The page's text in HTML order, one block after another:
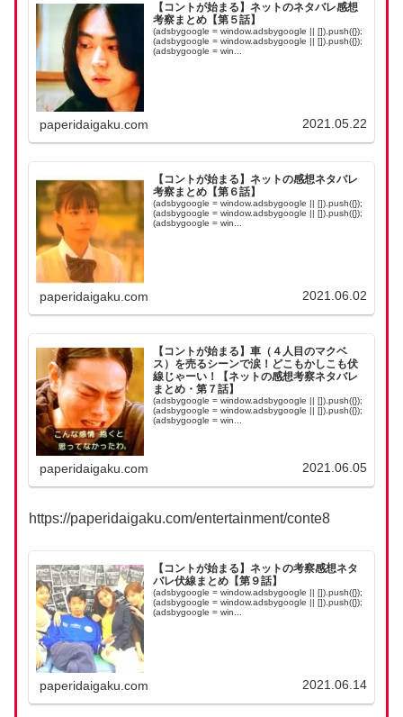
【コントが始まる】ネットのネタバレ感想
考察まとめ【第５話】
(adsbygoogle = window.adsbygoogle || []).push({});
(adsbygoogle = window.adsbygoogle || []).push({});
(adsbygoogle = win...
paperidaigaku.com 2021.05.22
【コントが始まる】ネットの感想ネタバレ
考察まとめ【第６話】
(adsbygoogle = window.adsbygoogle || []).push({});
(adsbygoogle = window.adsbygoogle || []).push({});
(adsbygoogle = win...
paperidaigaku.com 2021.06.02
【コントが始まる】車（４人目のマクベ
ス）を売るシーンで涙！どこもかしこも伏
線じゃーい！【ネットの感想考察ネタバレ
まとめ・第７話】
(adsbygoogle = window.adsbygoogle || []).push({});
(adsbygoogle = window.adsbygoogle || []).push({});
(adsbygoogle = win...
paperidaigaku.com 2021.06.05
https://paperidaigaku.com/entertainment/conte8
【コントが始まる】ネットの考察感想ネタ
バレ伏線まとめ【第９話】
(adsbygoogle = window.adsbygoogle || []).push({});
(adsbygoogle = window.adsbygoogle || []).push({});
(adsbygoogle = win...
paperidaigaku.com 2021.06.14